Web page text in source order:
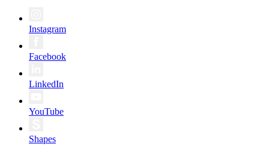
Instagram
Facebook
LinkedIn
YouTube
Shapes